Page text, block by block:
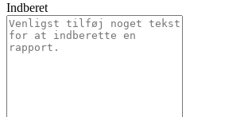
Indberet